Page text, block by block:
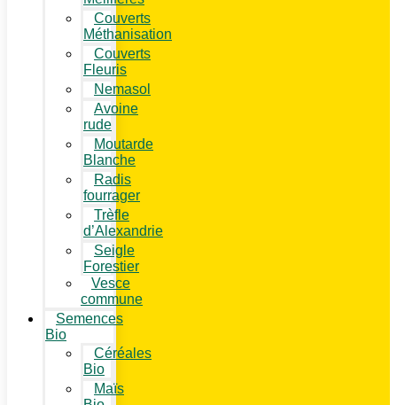
Couverts
Méthanisation
Couverts
Fleuris
Nemasol
Avoine
rude
Moutarde
Blanche
Radis
fourrager
Trèfle
d’Alexandrie
Seigle
Forestier
Vesce
commune
Semences
Bio
Céréales
Bio
Maïs